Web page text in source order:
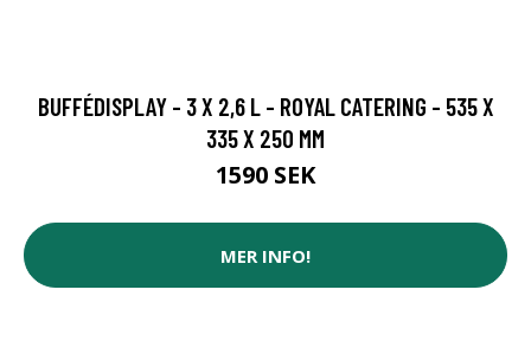
BUFFÉDISPLAY - 3 X 2,6 L - ROYAL CATERING - 535 X
335 X 250 MM
1590 SEK
MER INFO!